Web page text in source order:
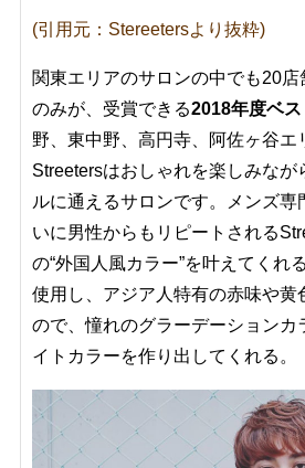
(引用元：Stereetersより抜粋)
関東エリアのサロンの中でも20
のみが、受賞できる2018年度ベ
野、東中野、高円寺、阿佐ヶ谷エ
Streetersはおしゃれを楽しみなが
ルに通えるサロンです。メンズ専
いに男性からもリピートされる
の“外国人風カラー”を叶えてくれる
使用し、アジア人特有の赤味や黄
ので、憧れのグラーデーションカ
イトカラーを作り出してくれる。